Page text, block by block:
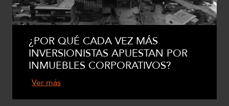
¿POR QUÉ CADA VEZ MÁS
INVERSIONISTAS APUESTAN POR
INMUEBLES CORPORATIVOS?
Ver más